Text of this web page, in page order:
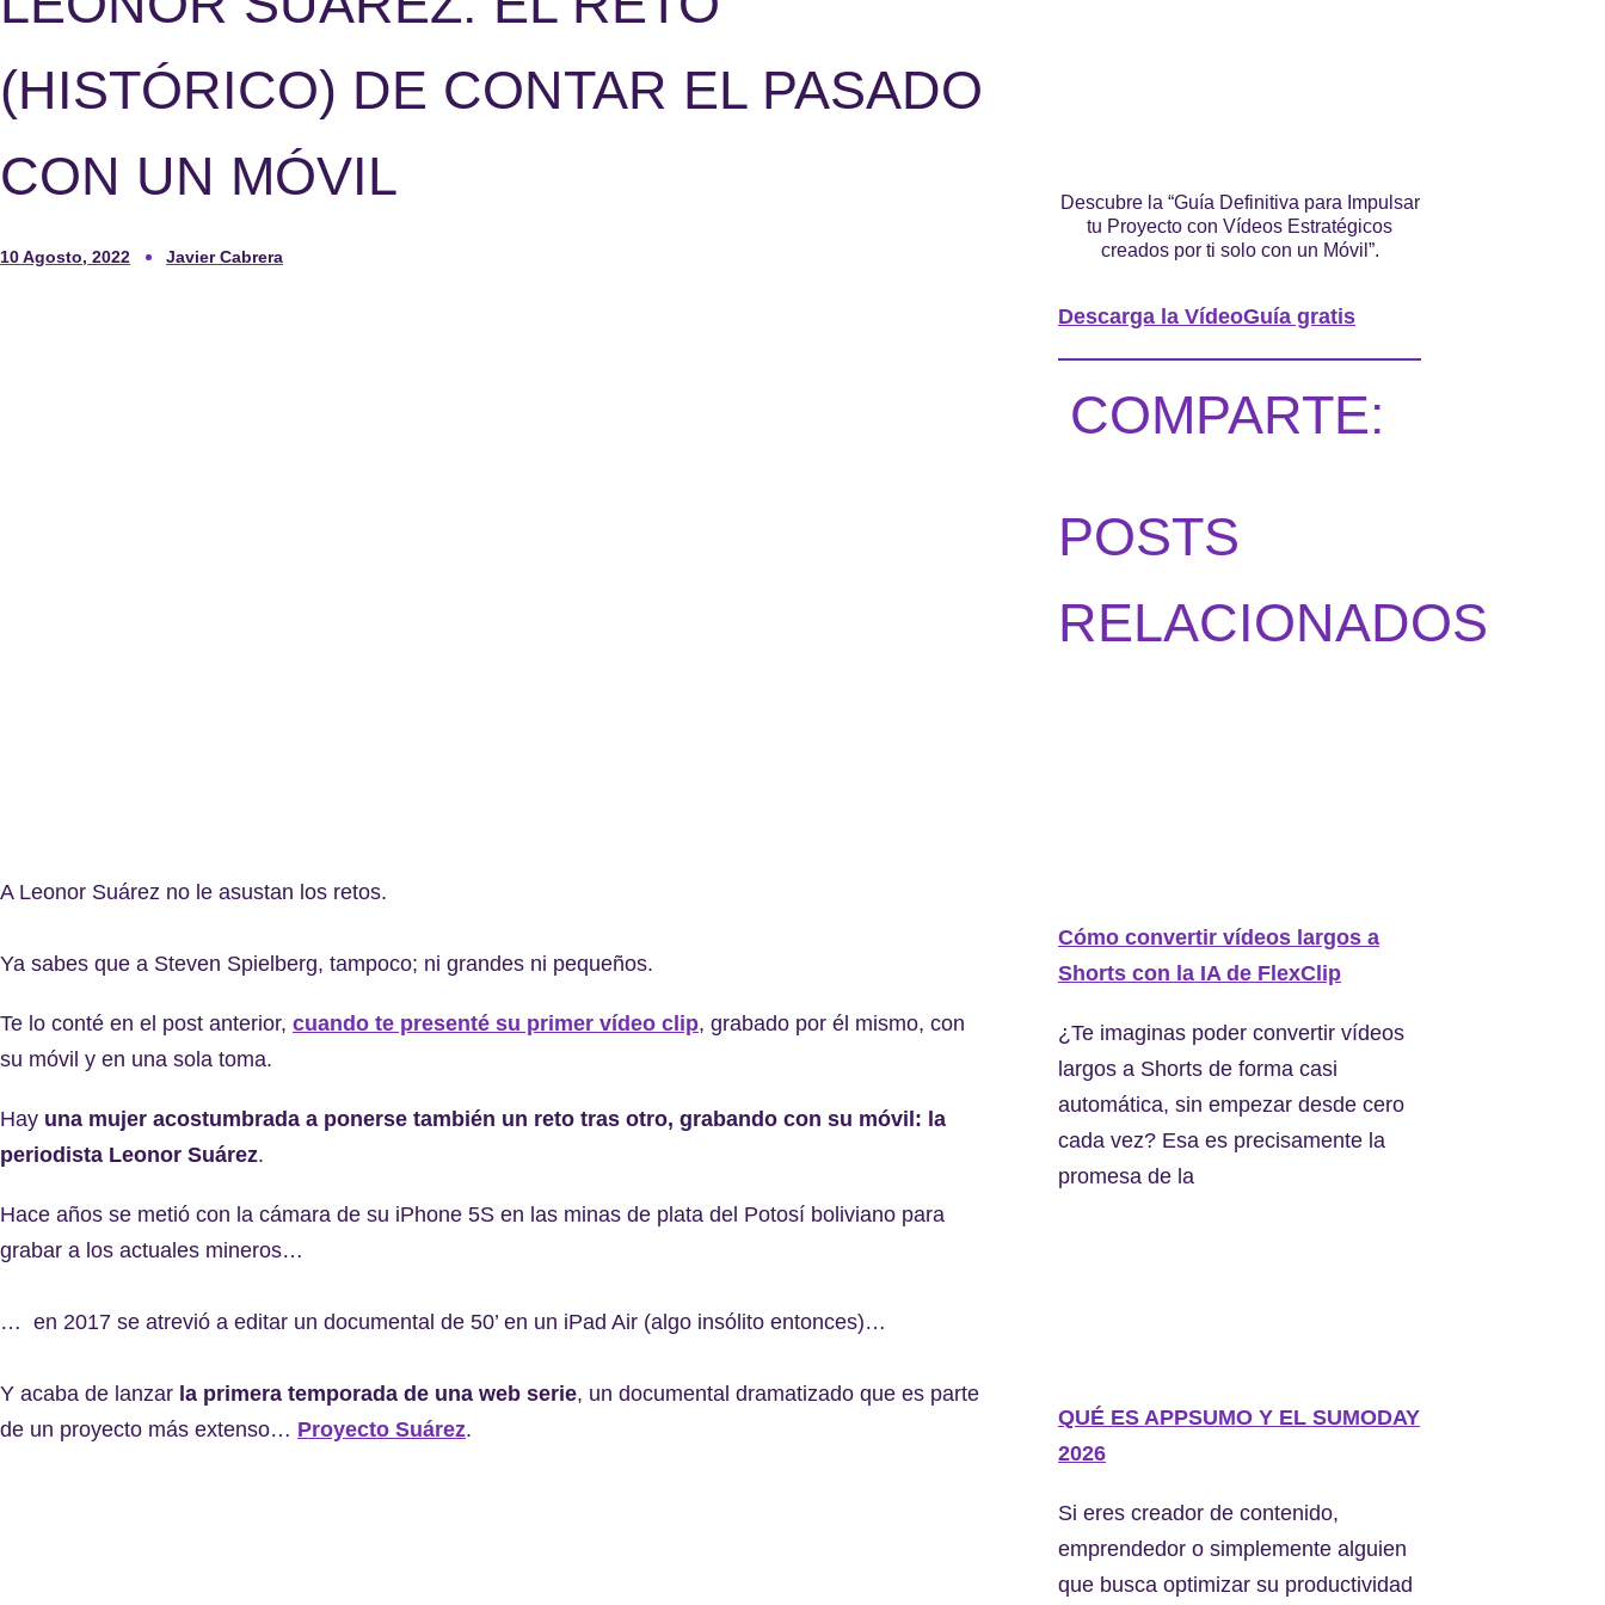
(HISTÓRICO) DE CONTAR EL PASADO
CON UN MÓVIL
10 Agosto, 2022 Javier Cabrera
A Leonor Suárez no le asustan los retos.
Ya sabes que a Steven Spielberg, tampoco; ni grandes ni pequeños.
Te lo conté en el post anterior, cuando te presenté su primer vídeo clip, grabado por él mismo, con
su móvil y en una sola toma.
Hay una mujer acostumbrada a ponerse también un reto tras otro, grabando con su móvil: la
periodista Leonor Suárez.
Hace años se metió con la cámara de su iPhone 5S en las minas de plata del Potosí boliviano para
grabar a los actuales mineros…
… en 2017 se atrevió a editar un documental de 50’ en un iPad Air (algo insólito entonces)…
Y acaba de lanzar la primera temporada de una web serie, un documental dramatizado que es parte
de un proyecto más extenso… Proyecto Suárez.
Descubre la “Guía Definitiva para Impulsar
tu Proyecto con Vídeos Estratégicos
creados por ti solo con un Móvil”.
Descarga la VídeoGuía gratis
COMPARTE:
POSTS
RELACIONADOS
Cómo convertir vídeos largos a
Shorts con la IA de FlexClip
¿Te imaginas poder convertir vídeos
largos a Shorts de forma casi
automática, sin empezar desde cero
cada vez? Esa es precisamente la
promesa de la
QUÉ ES APPSUMO Y EL SUMODAY
2026
Si eres creador de contenido,
emprendedor o simplemente alguien
que busca optimizar su productividad